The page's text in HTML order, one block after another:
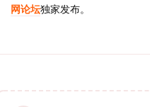
网论坛独家发布。